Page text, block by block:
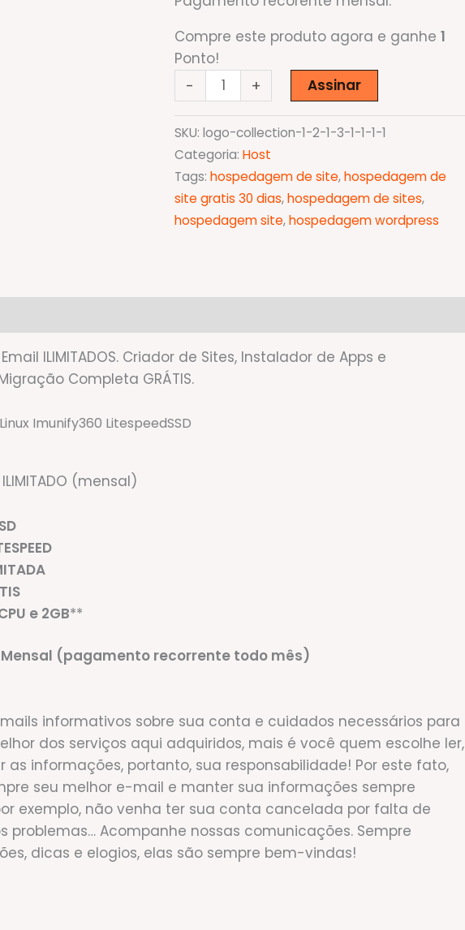
R$ 109,90.R$ 99,90.
Compre este produto agora e ganhe 1
Ponto!
-
Hospedagem
Pro
ILIMITADO
(mensal)
99,90
quantidade
+ Assinar
SKU: logo-collection-1-2-1-3-1-1-1-1
Categoria: Host
Tags: hospedagem de site,hospedagem de
site gratis 30 dias,hospedagem de sites,
hospedagem site,hospedagem wordpress
ILIMITADOS. Criador de Sites, Instalador de Apps e
Completa GRÁTIS.
Imunify360 LitespeedSSD
(mensal)
e 2GB**
Mensal (pagamento recorrente todo mês)
informativos sobre sua conta e cuidados necessários para
dos serviços aqui adquiridos, mais é você quem escolhe ler,
informações, portanto, sua responsabilidade! Por este fato,
seu melhor e-mail e manter sua informações sempre
exemplo, não venha ter sua conta cancelada por falta de
problemas… Acompanhe nossas comunicações. Sempre
dicas e elogios, elas são sempre bem-vindas!